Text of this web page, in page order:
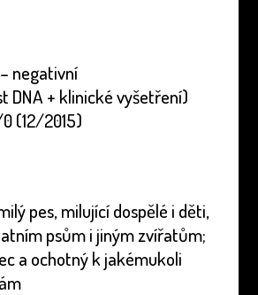
negativní
DNA + klinické vyšetření)
(12/2015)
pes, milující dospělé i děti,
psům i jiným zvířatům;
a ochotný k jakémukoli